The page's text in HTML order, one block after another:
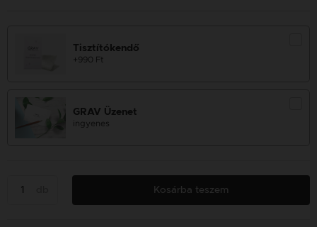
Tisztítókendő
+990 Ft
GRAV Üzenet
ingyenes
Kosárba teszem